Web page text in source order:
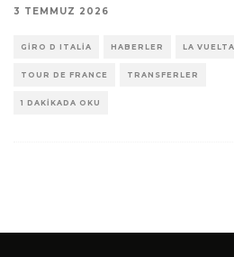
3 TEMMUZ 2026
GIRO D ITALIA HABERLER LA VUELTA
TOUR DE FRANCE TRANSFERLER
1 DAKIKADA OKU